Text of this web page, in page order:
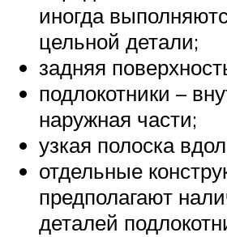
иногда
цельной детали;
задняя
подлокотники –
наружная части;
узкая полоска
отдельные
предполагают
деталей